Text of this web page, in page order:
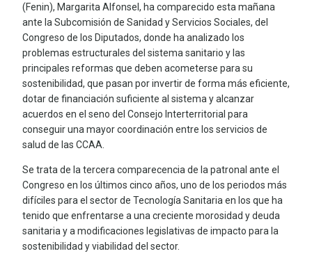
(Fenin), Margarita Alfonsel, ha comparecido esta mañana
ante la Subcomisión de Sanidad y Servicios Sociales, del
Congreso de los Diputados, donde ha analizado los
problemas estructurales del sistema sanitario y las
principales reformas que deben acometerse para su
sostenibilidad, que pasan por invertir de forma más eficiente,
dotar de financiación suficiente al sistema y alcanzar
acuerdos en el seno del Consejo Interterritorial para
conseguir una mayor coordinación entre los servicios de
salud de las CCAA.
Se trata de la tercera comparecencia de la patronal ante el
Congreso en los últimos cinco años, uno de los periodos más
difíciles para el sector de Tecnología Sanitaria en los que ha
tenido que enfrentarse a una creciente morosidad y deuda
sanitaria y a modificaciones legislativas de impacto para la
sostenibilidad y viabilidad del sector.